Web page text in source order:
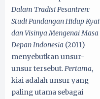
Dalam Tradisi Pesantren:
Studi Pandangan Hidup Kyai
dan Visinya Mengenai Masa
Depan Indonesia (2011)
menyebutkan unsur-
unsur tersebut.Pertama,
kiai adalah unsur yang
paling utama sebagai